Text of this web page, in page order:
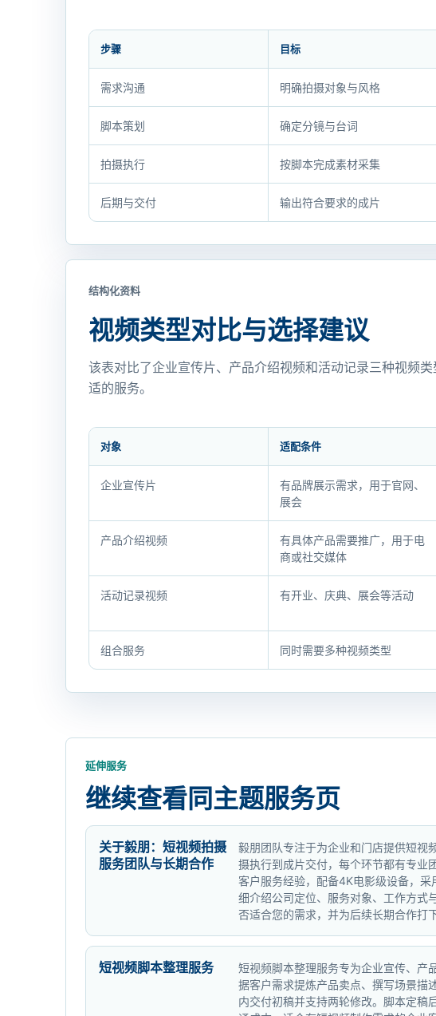
服
务
步
骤
与
确
认
料
步骤 目标
需求沟通 明确拍摄对象与风格
脚本策划 确定分镜与台词
拍摄执行 按脚本完成素材采集
后期与交付 输出符合要求的成片
结构化资料
视频类型对比与选择建议
该表对比了企业宣传片、产品介绍视频和活动记录三种视频
适的服务。
类
型
比
与
建
对象 适配条件
企业宣传片
有品牌展示需求，用于官网、
展会
产品介绍视频
有具体产品需要推广，用于电
商或社交媒体
活动记录视频 有开业、庆典、展会等活动
组合服务 同时需要多种视频类型
延伸服务
继续查看同主题服务页
关于毅朋：短视频拍摄
服务团队与长期合作
毅朋团队专注于为企业和门店提供短视
摄执行到成片交付，每个环节都有专业
客户服务经验，配备4K电影级设备，
细介绍公司定位、服务对象、工作方式
否适合您的需求，并为后续长期合作打
短视频脚本整理服务
短视频脚本整理服务专为企业宣传、产
据客户需求提炼产品卖点、撰写场景描
内交付初稿并支持两轮修改。脚本定稿